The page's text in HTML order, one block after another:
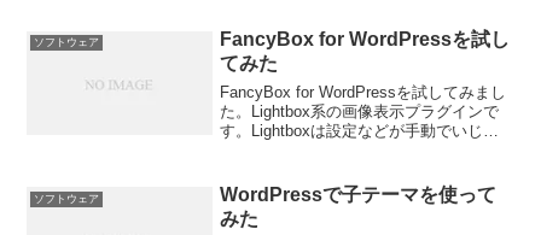
ソフトウェア
FancyBox for WordPressを試し
てみた
FancyBox for WordPressを試してみまし
た。Lightbox系の画像表示プラグインで
す。Lightboxは設定などが手動でいじら
ます。バック...
ソフトウェア
WordPressで子テーマを使って
みた